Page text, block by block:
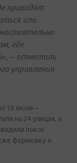
проходят
или
где
– отметили
управления
16 июля –
на 24 улицах, а
покос
формовку и